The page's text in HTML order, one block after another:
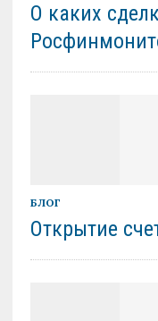
О каких
БЛОГ
Открытие